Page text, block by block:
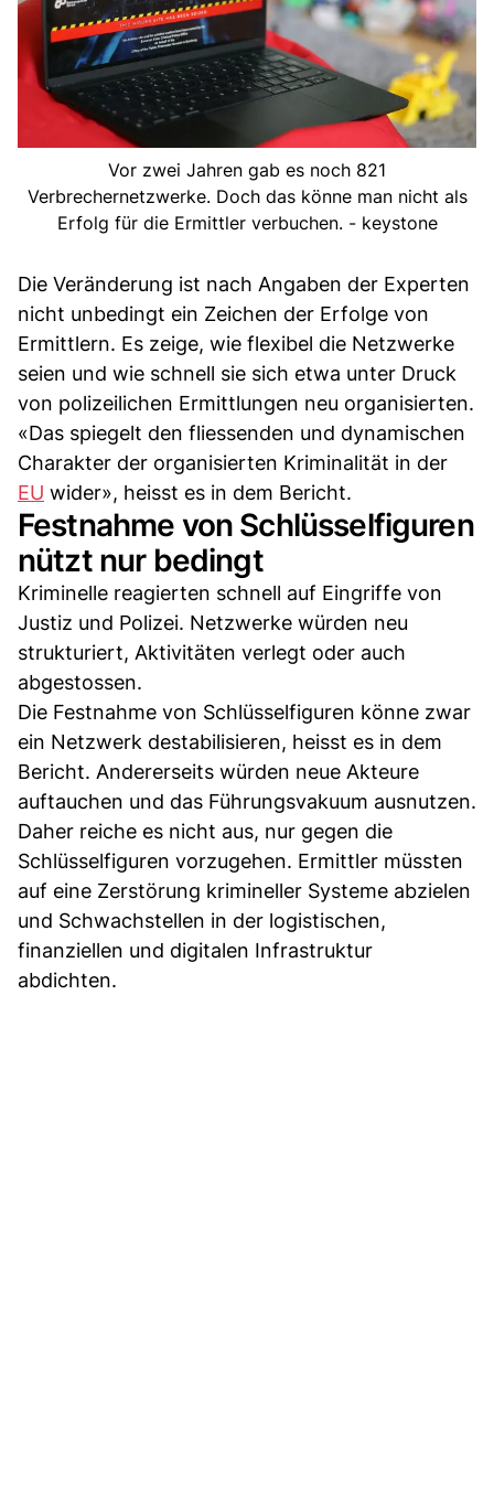
Vor zwei Jahren gab es noch 821
Verbrechernetzwerke. Doch das könne man nicht als
Erfolg für die Ermittler verbuchen. - keystone
Die Veränderung ist nach Angaben der Experten
nicht unbedingt ein Zeichen der Erfolge von
Ermittlern. Es zeige, wie flexibel die Netzwerke
seien und wie schnell sie sich etwa unter Druck
von polizeilichen Ermittlungen neu organisierten.
«Das spiegelt den fliessenden und dynamischen
Charakter der organisierten Kriminalität in der
EU wider», heisst es in dem Bericht.
Festnahme von Schlüsselfiguren
nützt nur bedingt
Kriminelle reagierten schnell auf Eingriffe von
Justiz und Polizei. Netzwerke würden neu
strukturiert, Aktivitäten verlegt oder auch
abgestossen.
Die Festnahme von Schlüsselfiguren könne zwar
ein Netzwerk destabilisieren, heisst es in dem
Bericht. Andererseits würden neue Akteure
auftauchen und das Führungsvakuum ausnutzen.
Daher reiche es nicht aus, nur gegen die
Schlüsselfiguren vorzugehen. Ermittler müssten
auf eine Zerstörung krimineller Systeme abzielen
und Schwachstellen in der logistischen,
finanziellen und digitalen Infrastruktur
abdichten.